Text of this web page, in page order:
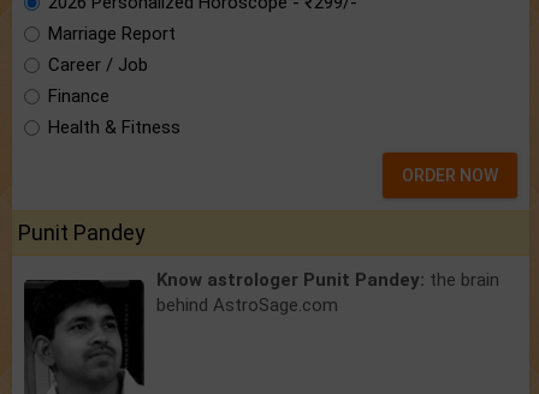
Marriage Report
Career / Job
Finance
Health & Fitness
ORDER NOW
Punit Pandey
Know astrologer Punit Pandey: the brain
behind AstroSage.com